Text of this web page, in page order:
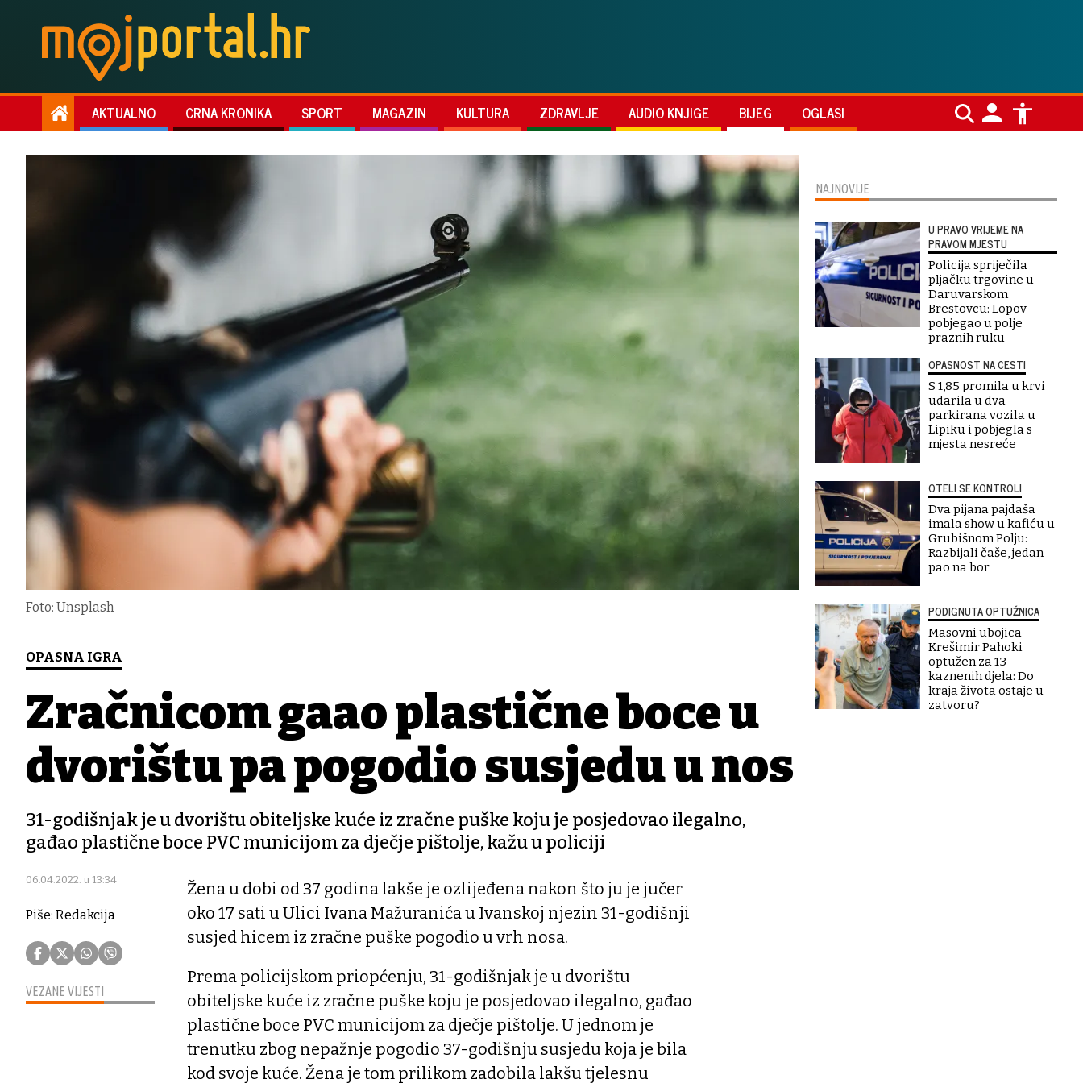
AKTUALNO CRNA KRONIKA SPORT MAGAZIN KULTURA ZDRAVLJE AUDIO KNJIGE BIJEG OGLASI
Foto: Unsplash
OPASNA IGRA
Zračnicom gađao plastične boce u
dvorištu pa pogodio susjedu u nos
31-godišnjak je u dvorištu obiteljske kuće iz zračne puške koju je posjedovao ilegalno,
gađao plastične boce PVC municijom za dječje pištolje, kažu u policiji
06.04.2022. u 13:34
Piše: Redakcija
VEZANE VIJESTI
Žena u dobi od 37 godina lakše je ozlijeđena nakon što ju je jučer
oko 17 sati u Ulici Ivana Mažuranića u Ivanskoj njezin 31-godišnji
susjed hicem iz zračne puške pogodio u vrh nosa.
Prema policijskom priopćenju, 31-godišnjak je u dvorištu
obiteljske kuće iz zračne puške koju je posjedovao ilegalno, gađao
plastične boce PVC municijom za dječje pištolje. U jednom je
trenutku zbog nepažnje pogodio 37-godišnju susjedu koja je bila
kod svoje kuće. Žena je tom prilikom zadobila lakšu tjelesnu
NAJNOVIJE
U PRAVO VRIJEME NA
PRAVOM MJESTU
Policija spriječila
pljačku trgovine u
Daruvarskom
Brestovcu: Lopov
pobjegao u polje
praznih ruku
OPASNOST NA CESTI
S 1,85 promila u krvi
udarila u dva
parkirana vozila u
Lipiku i pobjegla s
mjesta nesreće
OTELI SE KONTROLI
Dva pijana pajdaša
imala show u kafiću u
Grubišnom Polju:
Razbijali čaše, jedan
pao na bor
PODIGNUTA OPTUŽNICA
Masovni ubojica
Krešimir Pahoki
optužen za 13
kaznenih djela: Do
kraja života ostaje u
zatvoru?